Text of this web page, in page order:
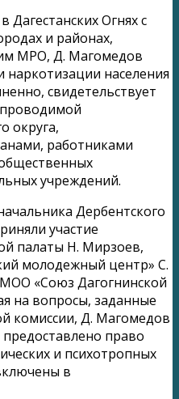
Огнях с
и районах,
МРО, Д. Магомедов
наркотизации населения
свидетельствует
округа,
работниками
учреждений.
Дербентского
участие
палаты Н. Мирзоев,
молодежный центр» С.
«Союз Дагогнинской
на вопросы, заданные
комиссии, Д. Магомедов
право
и психотропных
в